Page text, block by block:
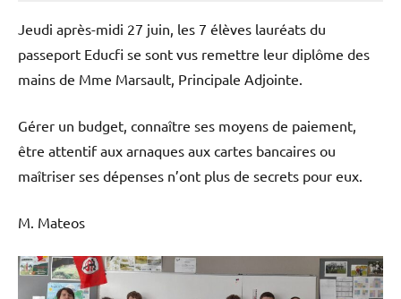
Jeudi après-midi 27 juin, les 7 élèves lauréats du
passeport Educfi se sont vus remettre leur diplôme des
mains de Mme Marsault, Principale Adjointe.
Gérer un budget, connaître ses moyens de paiement,
être attentif aux arnaques aux cartes bancaires ou
maîtriser ses dépenses n’ont plus de secrets pour eux.
M. Mateos